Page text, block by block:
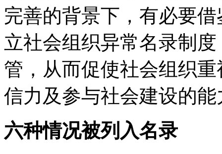
完善的背景下，有必要
立社会组织异常名录制
管，从而促使社会组织
信力及参与社会建设的能
六种情况被列入名录